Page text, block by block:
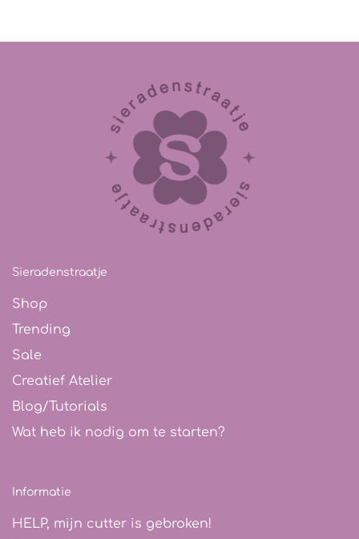
Sieradenstraatje
Shop
Trending
Sale
Creatief Atelier
Blog/Tutorials
Wat heb ik nodig om te starten?
Informatie
HELP, mijn cutter is gebroken!